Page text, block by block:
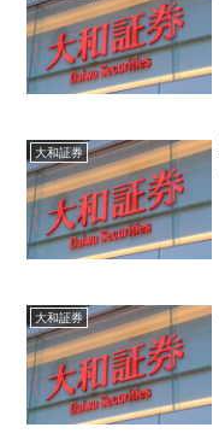
大和証券
大和証券